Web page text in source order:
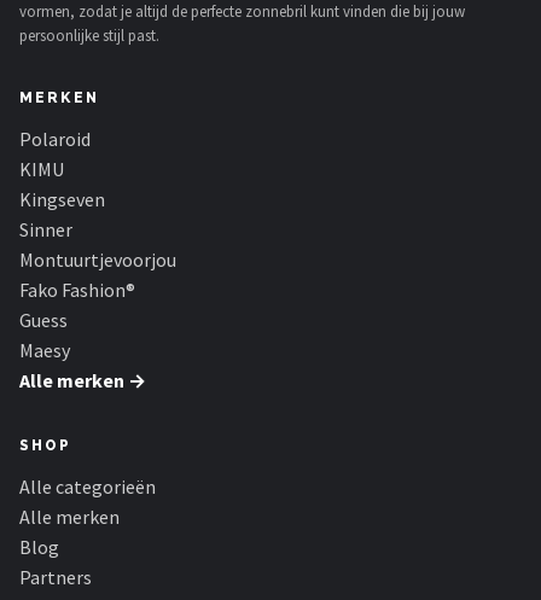
vormen, zodat je altijd de perfecte zonnebril kunt vinden die bij jouw
persoonlijke stijl past.
MERKEN
Polaroid
KIMU
Kingseven
Sinner
Montuurtjevoorjou
Fako Fashion®
Guess
Maesy
Alle merken →
SHOP
Alle categorieën
Alle merken
Blog
Partners